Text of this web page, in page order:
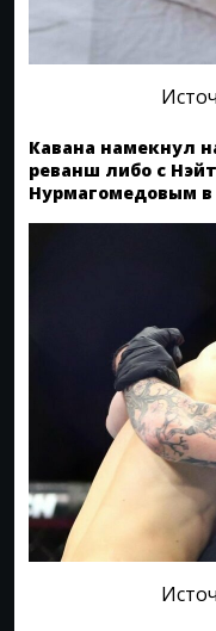
Кавана намекнул
реванш либо с
Нурмагомедовым